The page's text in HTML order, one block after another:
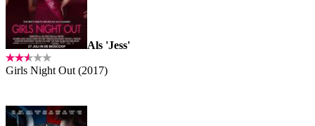
Als 'Jess'
Girls Night Out (2017)